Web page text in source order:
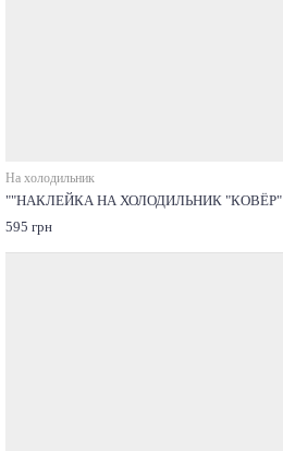
На холодильник
""НАКЛЕЙКА НА ХОЛОДИЛЬНИК "КОВЁР"
595 грн